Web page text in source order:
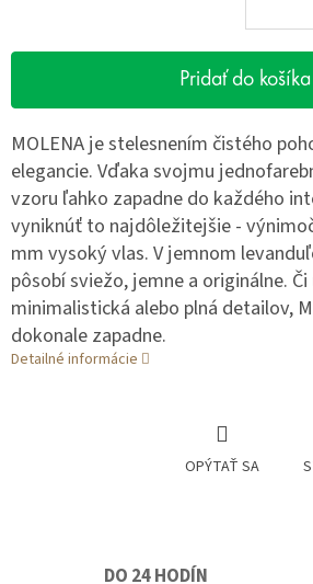
Pridať do košíka
MOLENA je stelesnením čistého
elegancie. Vďaka svojmu
vzoru ľahko zapadne do každého
vyniknúť to najdôležitejšie -
mm vysoký vlas. V jemnom
pôsobí sviežo, jemne a originálne.
minimalistická alebo plná detailov,
dokonale zapadne.
Detailné informácie
OPÝTAŤ SA
DO 24 HODÍN